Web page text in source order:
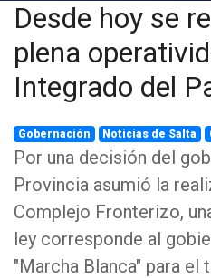
Desde hoy se
plena
Integrado del
Gobernación Noticias de Salta
Por una decisión del
Provincia asumió la
Complejo Fronterizo,
ley corresponde al
"Marcha Blanca" para